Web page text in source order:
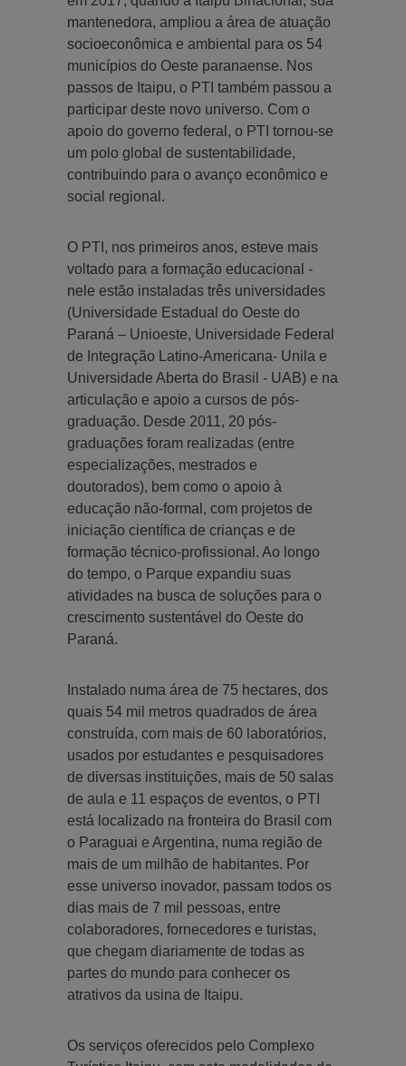
mantenedora, ampliou a área de atuação
socioeconômica e ambiental para os 54
municípios do Oeste paranaense. Nos
passos de Itaipu, o PTI também passou a
participar deste novo universo. Com o
apoio do governo federal, o PTI tornou-se
um polo global de sustentabilidade,
contribuindo para o avanço econômico e
social regional.
O PTI, nos primeiros anos, esteve mais
voltado para a formação educacional -
nele estão instaladas três universidades
(Universidade Estadual do Oeste do
Paraná – Unioeste, Universidade Federal
de Integração Latino-Americana- Unila e
Universidade Aberta do Brasil - UAB) e na
articulação e apoio a cursos de pós-
graduação. Desde 2011, 20 pós-
graduações foram realizadas (entre
especializações, mestrados e
doutorados), bem como o apoio à
educação não-formal, com projetos de
iniciação científica de crianças e de
formação técnico-profissional. Ao longo
do tempo, o Parque expandiu suas
atividades na busca de soluções para o
crescimento sustentável do Oeste do
Paraná.
Instalado numa área de 75 hectares, dos
quais 54 mil metros quadrados de área
construída, com mais de 60 laboratórios,
usados por estudantes e pesquisadores
de diversas instituições, mais de 50 salas
de aula e 11 espaços de eventos, o PTI
está localizado na fronteira do Brasil com
o Paraguai e Argentina, numa região de
mais de um milhão de habitantes. Por
esse universo inovador, passam todos os
dias mais de 7 mil pessoas, entre
colaboradores, fornecedores e turistas,
que chegam diariamente de todas as
partes do mundo para conhecer os
atrativos da usina de Itaipu.
Os serviços oferecidos pelo Complexo